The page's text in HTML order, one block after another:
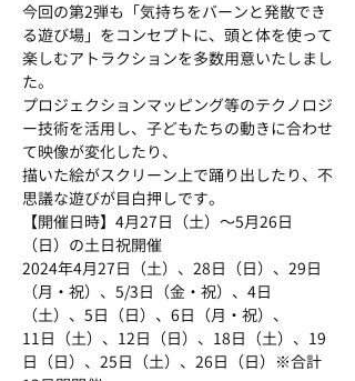
今回の第2弾も「気持ちをバーンと発散でき
る遊び場」をコンセプトに、頭と体を使って
楽しむアトラクションを多数用意いたしまし
た。
プロジェクションマッピング等のテクノロジ
ー技術を活用し、子どもたちの動きに合わせ
て映像が変化したり、
描いた絵がスクリーン上で踊り出したり、不
思議な遊びが目白押しです。
【開催日時】4月27日（土）～5月26日
（日）の土日祝開催
2024年4月27日（土）、28日（日）、29日
（月・祝）、5/3日（金・祝）、4日
（土）、5日（日）、6日（月・祝）、
11日（土）、12日（日）、18日（土）、19
日（日）、25日（土）、26日（日）※合計